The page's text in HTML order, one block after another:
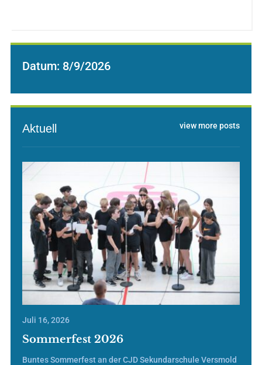
Datum: 8/9/2026
view more posts
Aktuell
Juli 16, 2026
Sommerfest 2026
Buntes Sommerfest an der CJD Sekundarschule Versmold